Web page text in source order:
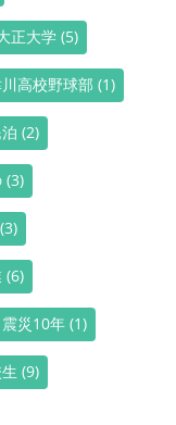
正大学 (5)
高校野球部 (1)
(2)
(3)
(3)
(6)
震災10年 (1)
(9)